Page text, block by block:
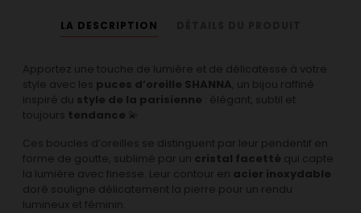
LA DESCRIPTION
Apportez une touche de lumière et de délicatesse à votre
style avec les puces d’oreille SHANNA , un bijou raffiné
inspiré du style de la parisienne : élégant, subtil et
toujours tendance 💫
Ces boucles d’oreilles se distinguent par leur pendentif en
forme de goutte, sublimé par un cristal facetté qui capte
la lumière avec finesse. Leur contour en acier inoxydable
doré souligne délicatement la pierre pour un rendu
lumineux et féminin.